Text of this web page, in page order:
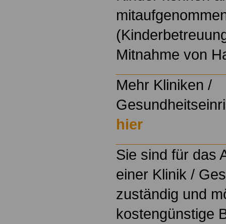
Mitnahme von
Mehr Kliniken /
hier
Sie sind für das
einer Klinik /
zuständig und
kostengünstige